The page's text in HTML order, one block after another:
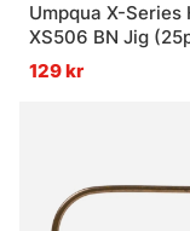
Umpqua X-Series
XS506 BN Jig
129 kr